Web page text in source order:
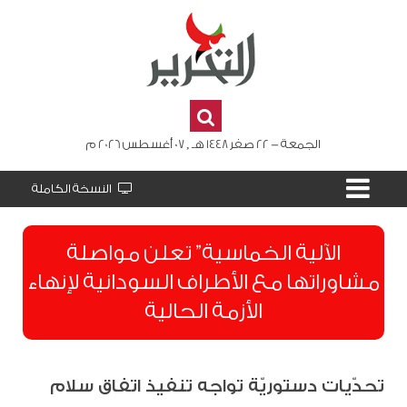
الجمعة - 22 صفر 1448 هـ , 07 أغسطس 2026 م
النسخة الكاملة
الآلية الخماسية” تعلن مواصلة
مشاوراتها مع الأطراف السودانية لإنهاء
الأزمة الحالية
تحدّيات دستوريّة تواجه تنفيذ اتفاق سلام